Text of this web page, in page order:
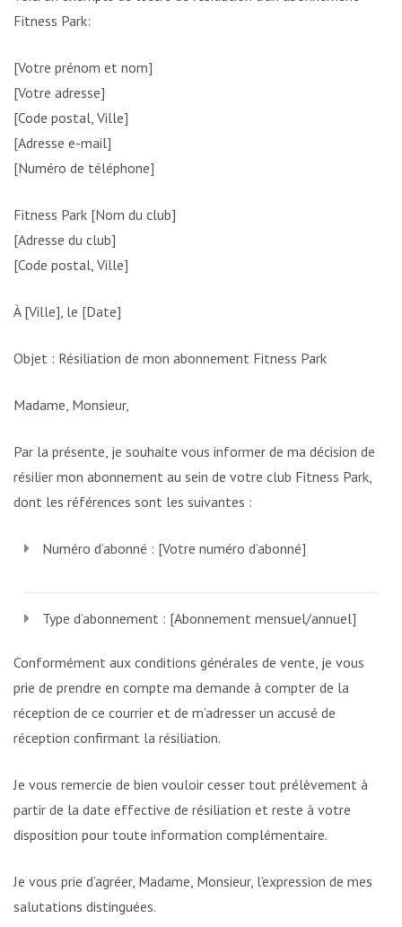
Fitness Park:
[Votre prénom et nom]
[Votre adresse]
[Code postal, Ville]
[Adresse e-mail]
[Numéro de téléphone]
Fitness Park [Nom du club]
[Adresse du club]
[Code postal, Ville]
À [Ville], le [Date]
Objet : Résiliation de mon abonnement Fitness Park
Madame, Monsieur,
Par la présente, je souhaite vous informer de ma décision de
résilier mon abonnement au sein de votre club Fitness Park,
dont les références sont les suivantes :
Numéro d’abonné : [Votre numéro d’abonné]
Type d’abonnement : [Abonnement mensuel/annuel]
Conformément aux conditions générales de vente, je vous
prie de prendre en compte ma demande à compter de la
réception de ce courrier et de m’adresser un accusé de
réception confirmant la résiliation.
Je vous remercie de bien vouloir cesser tout prélèvement à
partir de la date effective de résiliation et reste à votre
disposition pour toute information complémentaire.
Je vous prie d’agréer, Madame, Monsieur, l’expression de mes
salutations distinguées.